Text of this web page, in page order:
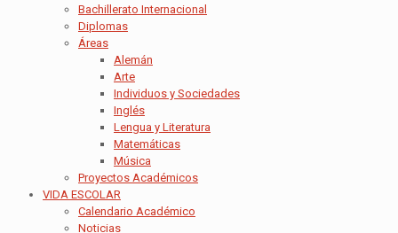
Bachillerato Internacional
Diplomas
Áreas
Alemán
Arte
Individuos y Sociedades
Inglés
Lengua y Literatura
Matemáticas
Música
Proyectos Académicos
VIDA ESCOLAR
Calendario Académico
Noticias